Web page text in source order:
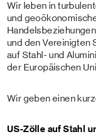
Wir leben in
und
und den Vereinigten
auf Stahl- und
der Europäischen
Wir geben einen
US-Zölle auf Stahl